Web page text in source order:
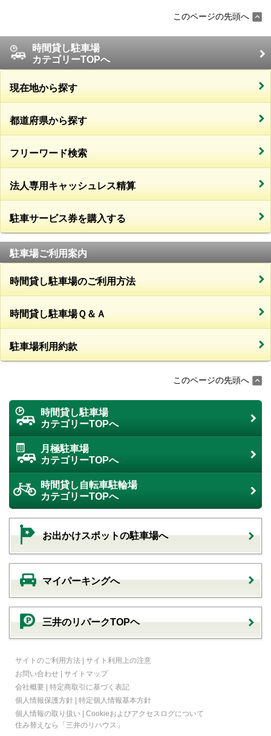
このページの先頭へ
時間貸し駐車場
カテゴリーTOPへ
現在地から探す
都道府県から探す
フリーワード検索
法人専用キャッシュレス精算
駐車サービス券を購入する
駐車場ご利用案内
時間貸し駐車場のご利用方法
時間貸し駐車場Ｑ＆Ａ
駐車場利用約款
このページの先頭へ
時間貸し駐車場
カテゴリーTOPへ
月極駐車場
カテゴリーTOPへ
時間貸し自転車駐輪場
カテゴリーTOPへ
お出かけスポットの駐車場へ
マイパーキングへ
三井のリパークTOPヘ
サイトのご利用方法 | サイト利用上の注意
お問い合わせ | サイトマップ
会社概要 | 特定商取引に基づく表記
個人情報保護方針 | 特定個人情報基本方針
個人情報の取り扱い | Cookieおよびアクセスログについて
住み替えなら
「三井のリハウス」